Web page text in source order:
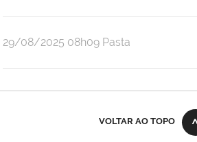
publicado
29/08/2025 08h09 Pasta
VOLTAR AO TOPO